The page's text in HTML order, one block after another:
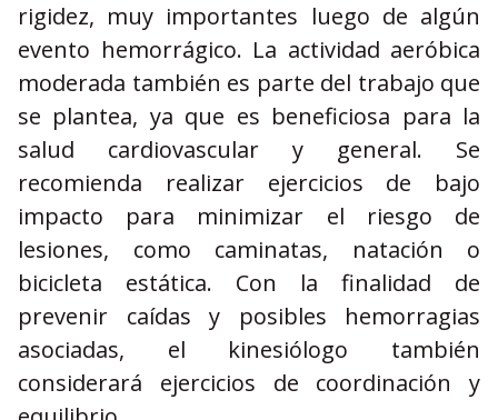
rigidez, muy importantes luego de algún
evento hemorrágico. La actividad aeróbica
moderada también es parte del trabajo que
se plantea, ya que es beneficiosa para la
salud cardiovascular y general. Se
recomienda realizar ejercicios de bajo
impacto para minimizar el riesgo de
lesiones, como caminatas, natación o
bicicleta estática. Con la finalidad de
prevenir caídas y posibles hemorragias
asociadas, el kinesiólogo también
considerará ejercicios de coordinación y